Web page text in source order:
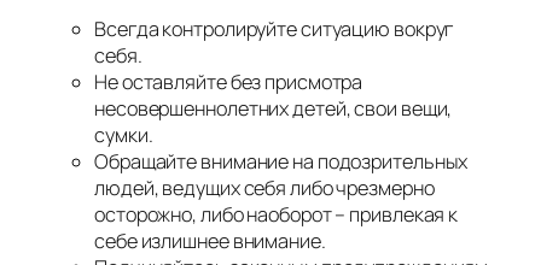
Всегда контролируйте ситуацию вокруг
себя.
Не оставляйте без присмотра
несовершеннолетних детей, свои вещи,
сумки.
Обращайте внимание на подозрительных
людей, ведущих себя либо чрезмерно
осторожно, либо наоборот – привлекая к
себе излишнее внимание.